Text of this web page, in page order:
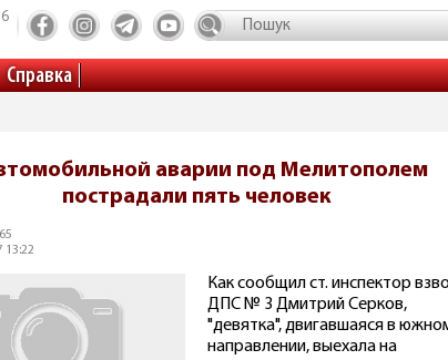
Справка
аварии под Мелитополем
пострадали пять человек
13:22
Как сообщил ст. инспектор
ДПС № 3 Дмитрий Серков,
"девятка", двигавшаяся в
направлении, выехала на